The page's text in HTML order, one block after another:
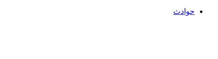
حوادث